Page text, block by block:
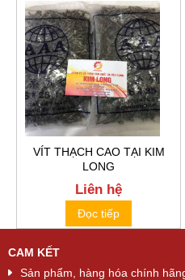
VÍT THẠCH CAO TẠI KIM
LONG
Liên hệ
Đọc tiếp
CAM KẾT
Sản phẩm, hàng hóa chính